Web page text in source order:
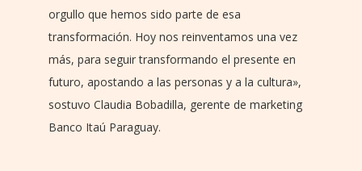
orgullo que hemos sido parte de esa
transformación. Hoy nos reinventamos una vez
más, para seguir transformando el presente en
futuro, apostando a las personas y a la cultura»,
sostuvo Claudia Bobadilla, gerente de marketing
Banco Itaú Paraguay.